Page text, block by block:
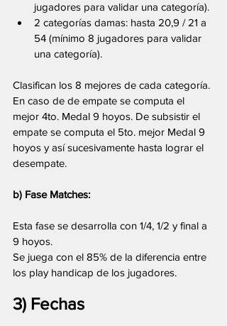
jugadores para validar una categoría).
2 categorías damas: hasta 20,9 / 21 a
54 (mínimo 8 jugadores para validar
una categoría).
Clasifican los 8 mejores de cada categoría.
En caso de de empate se computa el
mejor 4to. Medal 9 hoyos. De subsistir el
empate se computa el 5to. mejor Medal 9
hoyos y así sucesivamente hasta lograr el
desempate.
b) Fase Matches:
Esta fase se desarrolla con 1/4, 1/2 y final a
9 hoyos.
Se juega con el 85% de la diferencia entre
los play handicap de los jugadores.
3) Fechas